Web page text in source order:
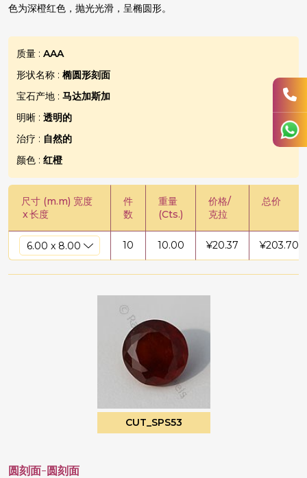
色为深橙红色，抛光光滑，呈椭圆形。
质量 : AAA
形状名称 : 椭圆形刻面
宝石产地 : 马达加斯加
明晰 : 透明的
治疗 : 自然的
颜色 : 红橙
尺寸 (m.m) 宽度
x长度
件
数
重量
(Cts.)
价格/
克拉
总价
10 10.00 ¥20.37 ¥203.70
CUT_SPS53
圆刻面-圆刻面